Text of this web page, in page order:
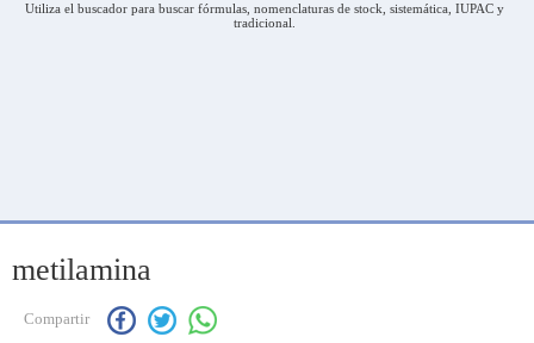
Utiliza el buscador para buscar fórmulas, nomenclaturas de stock, sistemática, IUPAC y
tradicional.
metilamina
Compartir